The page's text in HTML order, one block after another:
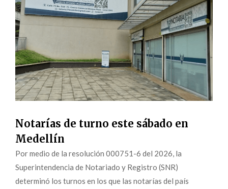
Notarías de turno este sábado en
Medellín
Por medio de la resolución 000751-6 del 2026, la
Superintendencia de Notariado y Registro (SNR)
determinó los turnos en los que las notarías del país